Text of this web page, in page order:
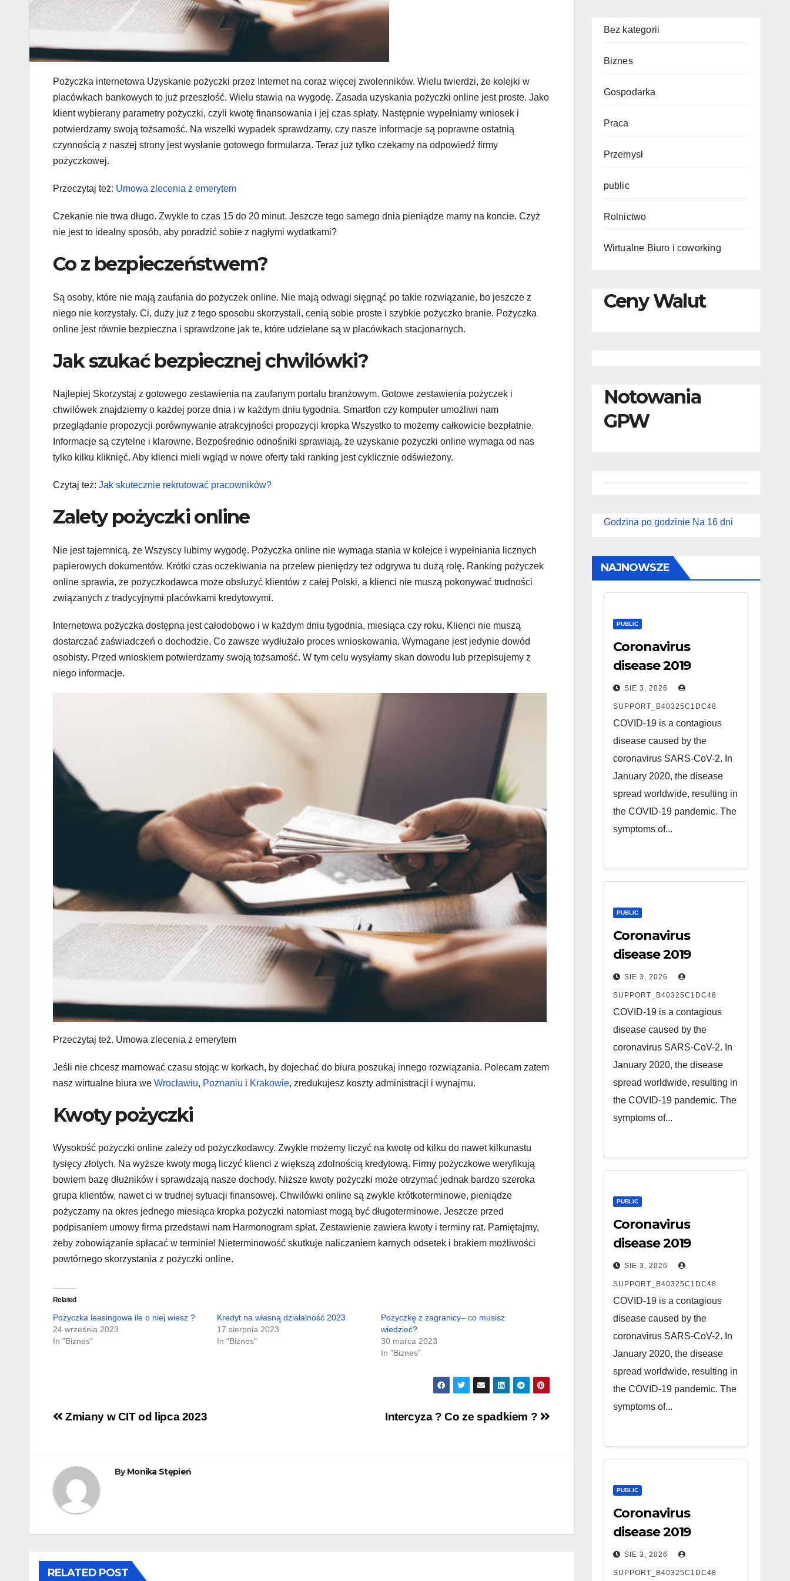
Pożyczka internetowa Uzyskanie pożyczki przez Internet na coraz więcej zwolenników. Wielu twierdzi, że kolejki w
placówkach bankowych to już przeszłość. Wielu stawia na wygodę. Zasada uzyskania pożyczki online jest proste. Jako
klient wybierany parametry pożyczki, czyli kwotę finansowania i jej czas spłaty. Następnie wypełniamy wniosek i
potwierdzamy swoją tożsamość. Na wszelki wypadek sprawdzamy, czy nasze informacje są poprawne ostatnią
czynnością z naszej strony jest wysłanie gotowego formularza. Teraz już tylko czekamy na odpowiedź firmy
pożyczkowej.
Przeczytaj też: Umowa zlecenia z emerytem
Czekanie nie trwa długo. Zwykle to czas 15 do 20 minut. Jeszcze tego samego dnia pieniądze mamy na koncie. Czyż
nie jest to idealny sposób, aby poradzić sobie z nagłymi wydatkami?
Co z bezpieczeństwem?
Są osoby, które nie mają zaufania do pożyczek online. Nie mają odwagi sięgnąć po takie rozwiązanie, bo jeszcze z
niego nie korzystały. Ci, duży już z tego sposobu skorzystali, cenią sobie proste i szybkie pożyczko branie. Pożyczka
online jest równie bezpieczna i sprawdzone jak te, które udzielane są w placówkach stacjonarnych.
Jak szukać bezpiecznej chwilówki?
Najlepiej Skorzystaj z gotowego zestawienia na zaufanym portalu branżowym. Gotowe zestawienia pożyczek i
chwilówek znajdziemy o każdej porze dnia i w każdym dniu tygodnia. Smartfon czy komputer umożliwi nam
przeglądanie propozycji porównywanie atrakcyjności propozycji kropka Wszystko to możemy całkowicie bezpłatnie.
Informacje są czytelne i klarowne. Bezpośrednio odnośniki sprawiają, że uzyskanie pożyczki online wymaga od nas
tylko kilku kliknięć. Aby klienci mieli wgląd w nowe oferty taki ranking jest cyklicznie odświeżony.
Czytaj też: Jak skutecznie rekrutować pracowników?
Zalety pożyczki online
Nie jest tajemnicą, że Wszyscy lubimy wygodę. Pożyczka online nie wymaga stania w kolejce i wypełniania licznych
papierowych dokumentów. Krótki czas oczekiwania na przelew pieniędzy też odgrywa tu dużą rolę. Ranking pożyczek
online sprawia, że pożyczkodawca może obsłużyć klientów z całej Polski, a klienci nie muszą pokonywać trudności
związanych z tradycyjnymi placówkami kredytowymi.
Internetowa pożyczka dostępna jest całodobowo i w każdym dniu tygodnia, miesiąca czy roku. Klienci nie muszą
dostarczać zaświadczeń o dochodzie, Co zawsze wydłużało proces wnioskowania. Wymagane jest jedynie dowód
osobisty. Przed wnioskiem potwierdzamy swoją tożsamość. W tym celu wysyłamy skan dowodu lub przepisujemy z
niego informacje.
Przeczytaj też. Umowa zlecenia z emerytem
Jeśli nie chcesz marnować czasu stojąc w korkach, by dojechać do biura poszukaj innego rozwiązania. Polecam zatem
nasz wirtualne biura we Wrocławiu, Poznaniu i Krakowie, zredukujesz koszty administracji i wynajmu.
Kwoty pożyczki
Wysokość pożyczki online zależy od pożyczkodawcy. Zwykle możemy liczyć na kwotę od kilku do nawet kilkunastu
tysięcy złotych. Na wyższe kwoty mogą liczyć klienci z większą zdolnością kredytową. Firmy pożyczkowe weryfikują
bowiem bazę dłużników i sprawdzają nasze dochody. Niższe kwoty pożyczki może otrzymać jednak bardzo szeroka
grupa klientów, nawet ci w trudnej sytuacji finansowej. Chwilówki online są zwykle krótkoterminowe, pieniądze
pożyczamy na okres jednego miesiąca kropka pożyczki natomiast mogą być długoterminowe. Jeszcze przed
podpisaniem umowy firma przedstawi nam Harmonogram spłat. Zestawienie zawiera kwoty i terminy rat. Pamiętajmy,
żeby zobowiązanie spłacać w terminie! Nieterminowość skutkuje naliczaniem karnych odsetek i brakiem możliwości
powtórnego skorzystania z pożyczki online.
Related
Pożyczka leasingowa ile o niej wiesz ?
24 września 2023
In "Biznes"
Kredyt na własną działalność 2023
17 sierpnia 2023
In "Biznes"
Pożyczkę z zagranicy– co musisz
wiedzieć?
30 marca 2023
In "Biznes"
Nawigacja
Intercyza ? Co ze spadkiem ?
Zmiany w CIT od lipca 2023
ByMonika Stępień
RELATED POST
Bez kategorii
Biznes
Gospodarka
Praca
Przemysł
public
Rolnictwo
Wirtualne Biuro i coworking
Ceny Walut
Notowania
GPW
Godzina po godzinie Na 16 dni
NAJNOWSZE
PUBLIC
Coronavirus
disease 2019
SIE 3, 2026
SUPPORT_B40325C1DC48
COVID-19 is a contagious
disease caused by the
coronavirus SARS-CoV-2. In
January 2020, the disease
spread worldwide, resulting in
the COVID-19 pandemic. The
symptoms of...
PUBLIC
Coronavirus
disease 2019
SIE 3, 2026
SUPPORT_B40325C1DC48
COVID-19 is a contagious
disease caused by the
coronavirus SARS-CoV-2. In
January 2020, the disease
spread worldwide, resulting in
the COVID-19 pandemic. The
symptoms of...
PUBLIC
Coronavirus
disease 2019
SIE 3, 2026
SUPPORT_B40325C1DC48
COVID-19 is a contagious
disease caused by the
coronavirus SARS-CoV-2. In
January 2020, the disease
spread worldwide, resulting in
the COVID-19 pandemic. The
symptoms of...
PUBLIC
Coronavirus
disease 2019
SIE 3, 2026
SUPPORT_B40325C1DC48